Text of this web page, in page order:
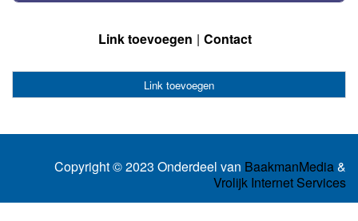
Link toevoegen Contact
Link toevoegen
Copyright © 2023 Onderdeel van BaakmanMedia&
Vrolijk Internet Services